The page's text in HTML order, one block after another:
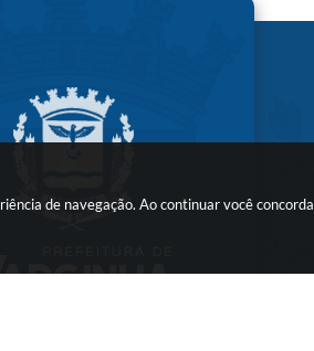
de navegação. Ao continuar você